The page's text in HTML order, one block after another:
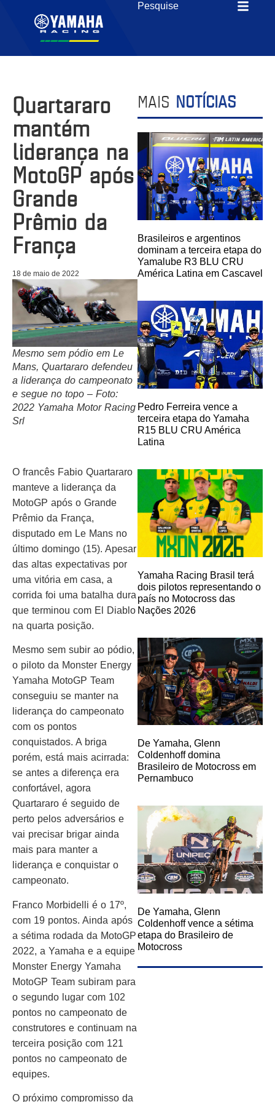
Quartararo
mantém
liderança na
MotoGP após
Grande
Prêmio da
França
18 de maio de 2022
Mesmo sem pódio em Le
Mans, Quartararo defendeu
a liderança do campeonato
e segue no topo – Foto:
2022 Yamaha Motor Racing
Srl
O francês Fabio Quartararo
manteve a liderança da
MotoGP após o Grande
Prêmio da França,
disputado em Le Mans no
último domingo (15). Apesar
das altas expectativas por
uma vitória em casa, a
corrida foi uma batalha dura
que terminou com El Diablo
na quarta posição.
Mesmo sem subir ao pódio,
o piloto da Monster Energy
Yamaha MotoGP Team
conseguiu se manter na
liderança do campeonato
com os pontos
conquistados. A briga
porém, está mais acirrada:
se antes a diferença era
confortável, agora
Quartararo é seguido de
perto pelos adversários e
vai precisar brigar ainda
mais para manter a
liderança e conquistar o
campeonato.
Franco Morbidelli é o 17º,
com 19 pontos. Ainda após
a sétima rodada da MotoGP
2022, a Yamaha e a equipe
Monster Energy Yamaha
MotoGP Team subiram para
o segundo lugar com 102
pontos no campeonato de
construtores e continuam na
terceira posição com 121
pontos no campeonato de
equipes.
O próximo compromisso da
MAIS NOTÍCIAS
Brasileiros e argentinos
dominam a terceira etapa do
Yamalube R3 BLU CRU
América Latina em Cascavel
Pedro Ferreira vence a
terceira etapa do Yamaha
R15 BLU CRU América
Latina
Yamaha Racing Brasil terá
dois pilotos representando o
país no Motocross das
Nações 2026
De Yamaha, Glenn
Coldenhoff domina
Brasileiro de Motocross em
Pernambuco
De Yamaha, Glenn
Coldenhoff vence a sétima
etapa do Brasileiro de
Motocross